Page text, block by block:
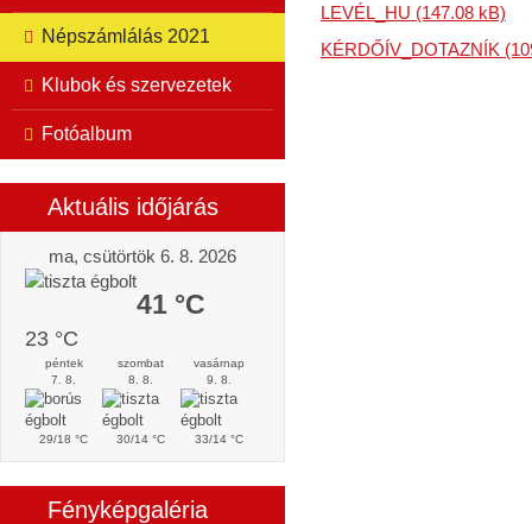
Népszámlálás 2021
Klubok és szervezetek
Fotóalbum
Aktuális időjárás
ma, csütörtök 6. 8. 2026
41 °C
23 °C
péntek
7. 8.
29/18 °C
szombat
8. 8.
30/14 °C
vasárnap
9. 8.
33/14 °C
Fényképgaléria
LEVÉL_HU (147.08 kB)
KÉRDŐÍV_DOTAZNÍK